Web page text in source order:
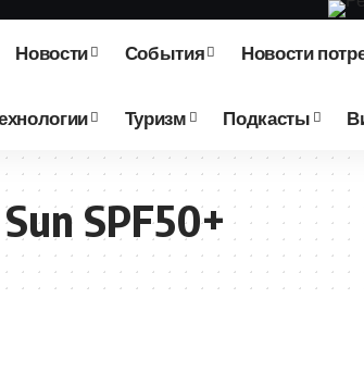
Новости События Новости
Туризм Подкасты
SPF50+